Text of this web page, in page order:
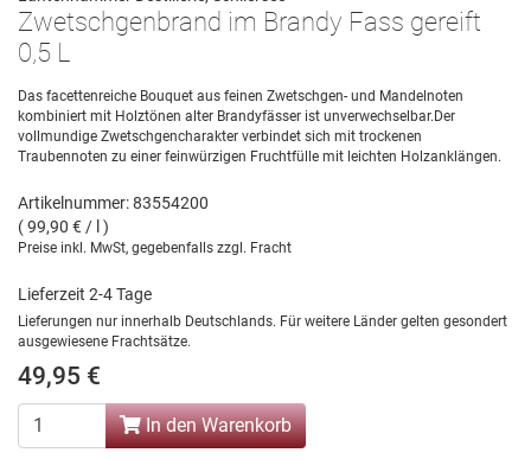
Zwetschgenbrand im Brandy Fass gereift
0,5 L
Das facettenreiche Bouquet aus feinen Zwetschgen- und Mandelnoten
kombiniert mit Holztönen alter Brandyfässer ist unverwechselbar.Der
vollmundige Zwetschgencharakter verbindet sich mit trockenen
Traubennoten zu einer feinwürzigen Fruchtfülle mit leichten Holzanklängen.
Artikelnummer: 83554200
( 99,90 € / l )
Preise inkl. MwSt, gegebenfalls zzgl. Fracht
Lieferzeit 2-4 Tage
Lieferungen nur innerhalb Deutschlands. Für weitere Länder gelten gesondert
ausgewiesene Frachtsätze.
49,95 €
In den Warenkorb